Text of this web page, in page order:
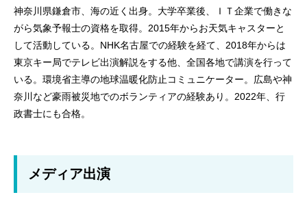
神奈川県鎌倉市、海の近く出身。大学卒業後、ＩＴ企業で働きな
がら気象予報士の資格を取得。2015年からお天気キャスターと
して活動している。NHK名古屋での経験を経て、2018年からは
東京キー局でテレビ出演解説をする他、全国各地で講演を行って
いる。環境省主導の地球温暖化防止コミュニケーター。広島や神
奈川など豪雨被災地でのボランティアの経験あり。2022年、行
政書士にも合格。
メディア出演